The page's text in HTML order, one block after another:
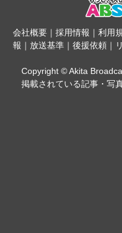
会社概要｜ 採用情報 ｜ 利用
報 ｜ 放送基準 ｜ 後援依頼 ｜
Copyright © Akita
掲載されている記事・写